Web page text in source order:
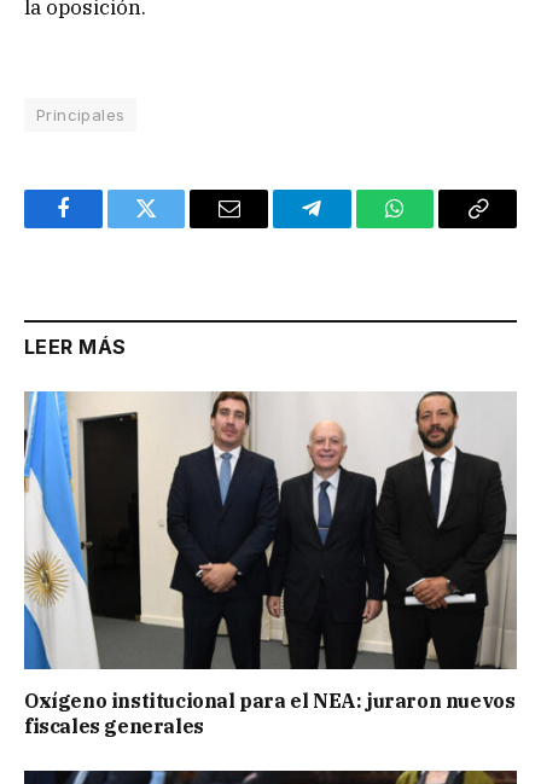
la oposición.
Principales
FacebookTwitter Email TelegramWhatsAppCopy
LEER MÁS
Oxígeno institucional para el NEA: juraron nuevos
fiscales generales